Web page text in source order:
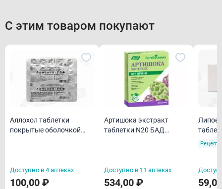
С этим товаром покупают
Аллохол таблетки
покрытые оболочкой
Доступно в 4 аптеках
100,00 ₽
Артишока экстракт
таблетки N20 БАД
Доступно в 11 аптеках
534,00 ₽